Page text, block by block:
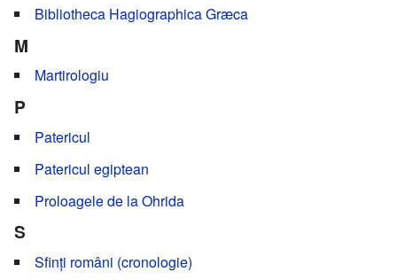
Bibliotheca Hagiographica Græca
M
Martirologiu
P
Patericul
Patericul egiptean
Proloagele de la Ohrida
S
Sfinți români (cronologie)